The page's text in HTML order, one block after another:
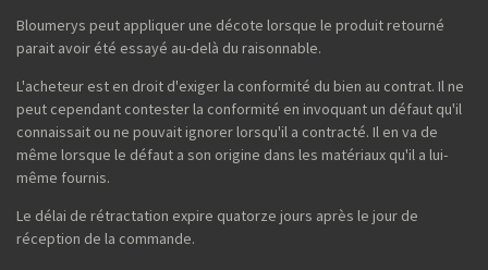
Bloumerys peut appliquer une décote lorsque le produit retourné
parait avoir été essayé au-delà du raisonnable.
L'acheteur est en droit d'exiger la conformité du bien au contrat. Il ne
peut cependant contester la conformité en invoquant un défaut qu'il
connaissait ou ne pouvait ignorer lorsqu'il a contracté. Il en va de
même lorsque le défaut a son origine dans les matériaux qu'il a lui-
même fournis.
Le délai de rétractation expire quatorze jours après le jour de
réception de la commande.